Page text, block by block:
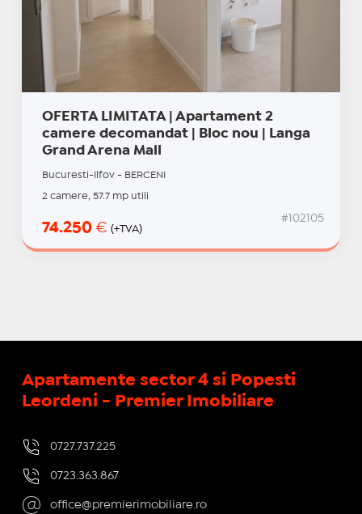
OFERTA LIMITATA | Apartament 2
camere decomandat | Bloc nou | Langa
Grand Arena Mall
Bucuresti-Ilfov - BERCENI
2 camere, 57.7 mp utili
74.250 € (+TVA)
#102105
Apartamente sector 4 si Popesti
Leordeni - Premier Imobiliare
0727.737.225
0723.363.867
office@premierimobiliare.ro